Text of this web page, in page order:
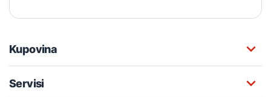
Kupovina
Servisi